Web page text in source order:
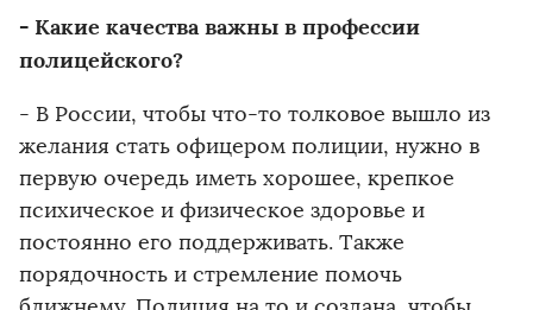
- Какие качества важны в профессии
полицейского?
- В России, чтобы что-то толковое вышло из
желания стать офицером полиции, нужно в
первую очередь иметь хорошее, крепкое
психическое и физическое здоровье и
постоянно его поддерживать. Также
порядочность и стремление помочь